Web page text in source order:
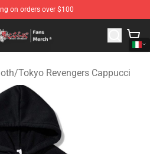
on orders over $100
- Official Tokyo Revengers
/Tokyo Revengers Cappucci